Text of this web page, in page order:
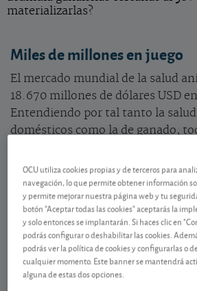
materializarlas?
Miles de millones en juego
El mercado mundial de la salud
18.670 millones de dólares USD
Entendiendo por tal tanto la
domésticos como la de ganado,
hospitalización, alimentación,
veíamos potencial en noviembre
analizamos por primera vez y
para ¿Sigue siendo una apuesta a
COVID, empujón
OCU utiliza cookies propias y de terceros para
navegación, lo que permite obtener información
y permite mejorar nuestra página web y tu
botón "Aceptar todas las cookies" aceptarás la
y solo entonces se implantarán. Si haces clic en
podrás configurar o deshabilitar las cookies.
podrás ver la política de cookies y configurarlas o
cualquier momento. Este banner se mantendrá
alguna de estas dos opciones.